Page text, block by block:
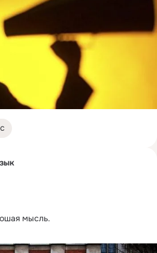
мысль.
в виду.